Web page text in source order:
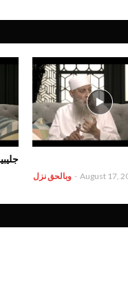
وبالحق نزل - August 17,